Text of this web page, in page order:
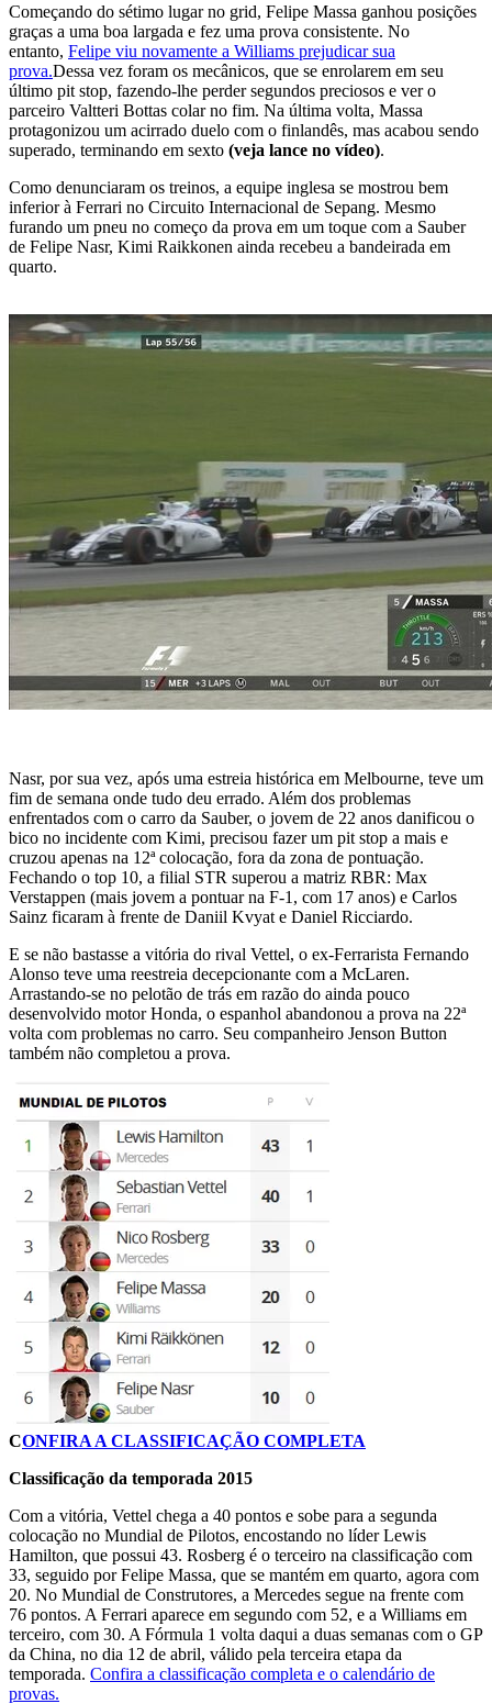
Começando do sétimo lugar no grid, Felipe Massa ganhou posições
graças a uma boa largada e fez uma prova consistente. No
entanto, Felipe viu novamente a Williams prejudicar sua
prova.Dessa vez foram os mecânicos, que se enrolarem em seu
último pit stop, fazendo-lhe perder segundos preciosos e ver o
parceiro Valtteri Bottas colar no fim. Na última volta, Massa
protagonizou um acirrado duelo com o finlandês, mas acabou sendo
superado, terminando em sexto (veja lance no vídeo).
Como denunciaram os treinos, a equipe inglesa se mostrou bem
inferior à Ferrari no Circuito Internacional de Sepang. Mesmo
furando um pneu no começo da prova em um toque com a Sauber
de Felipe Nasr, Kimi Raikkonen ainda recebeu a bandeirada em
quarto.
Nasr, por sua vez, após uma estreia histórica em Melbourne, teve um
fim de semana onde tudo deu errado. Além dos problemas
enfrentados com o carro da Sauber, o jovem de 22 anos danificou o
bico no incidente com Kimi, precisou fazer um pit stop a mais e
cruzou apenas na 12ª colocação, fora da zona de pontuação.
Fechando o top 10, a filial STR superou a matriz RBR: Max
Verstappen (mais jovem a pontuar na F-1, com 17 anos) e Carlos
Sainz ficaram à frente de Daniil Kvyat e Daniel Ricciardo.
E se não bastasse a vitória do rival Vettel, o ex-Ferrarista Fernando
Alonso teve uma reestreia decepcionante com a McLaren.
Arrastando-se no pelotão de trás em razão do ainda pouco
desenvolvido motor Honda, o espanhol abandonou a prova na 22ª
volta com problemas no carro. Seu companheiro Jenson Button
também não completou a prova.
CONFIRA A CLASSIFICAÇÃO COMPLETA
Classificação da temporada 2015
Com a vitória, Vettel chega a 40 pontos e sobe para a segunda
colocação no Mundial de Pilotos, encostando no líder Lewis
Hamilton, que possui 43. Rosberg é o terceiro na classificação com
33, seguido por Felipe Massa, que se mantém em quarto, agora com
20. No Mundial de Construtores, a Mercedes segue na frente com
76 pontos. A Ferrari aparece em segundo com 52, e a Williams em
terceiro, com 30. A Fórmula 1 volta daqui a duas semanas com o GP
da China, no dia 12 de abril, válido pela terceira etapa da
temporada. Confira a classificação completa e o calendário de
provas.